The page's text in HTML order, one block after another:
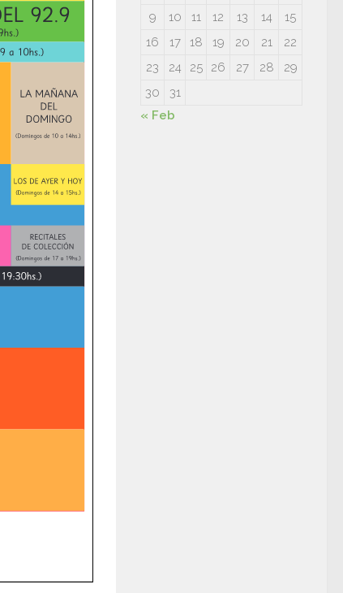
9
10 11 12 13 14
15
16
17 18 19 20 21
22
23
24 25 26 27 28
29
30
31
« Feb